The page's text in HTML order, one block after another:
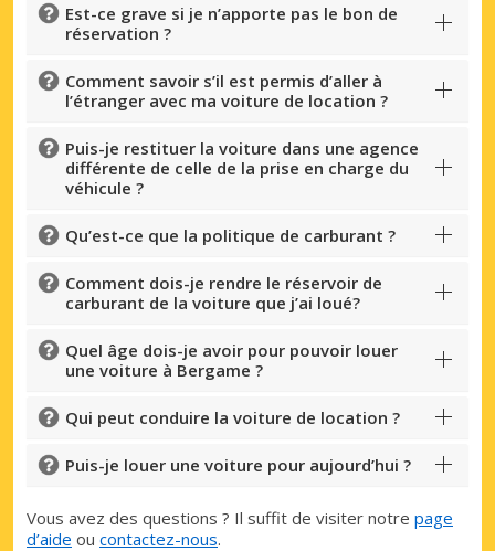
Promotions spéciales
Accédez à toutes vos réservations en un
seul endroit
Est-ce grave si je n’apporte pas le bon de
réservation ?
Comment savoir s’il est permis d’aller à
l’étranger avec ma voiture de location ?
Puis-je restituer la voiture dans une agence
différente de celle de la prise en charge du
véhicule ?
Qu’est-ce que la politique de carburant ?
Comment dois-je rendre le réservoir de
carburant de la voiture que j’ai loué?
Quel âge dois-je avoir pour pouvoir louer
une voiture à Bergame ?
Qui peut conduire la voiture de location ?
Puis-je louer une voiture pour aujourd’hui ?
Vous avez des questions ? Il suffit de visiter notre page
d’aide ou contactez-nous.